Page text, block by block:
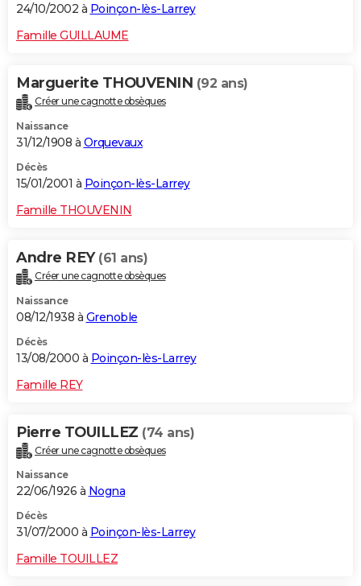
24/10/2002 à Poinçon-lès-Larrey
Famille GUILLAUME
Marguerite THOUVENIN (92 ans)
Créer une cagnotte obsèques
Naissance
31/12/1908 à Orquevaux
Décès
15/01/2001 à Poinçon-lès-Larrey
Famille THOUVENIN
Andre REY (61 ans)
Créer une cagnotte obsèques
Naissance
08/12/1938 à Grenoble
Décès
13/08/2000 à Poinçon-lès-Larrey
Famille REY
Pierre TOUILLEZ (74 ans)
Créer une cagnotte obsèques
Naissance
22/06/1926 à Nogna
Décès
31/07/2000 à Poinçon-lès-Larrey
Famille TOUILLEZ